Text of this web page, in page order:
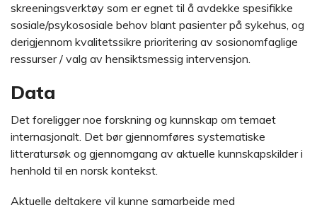
skreeningsverktøy som er egnet til å avdekke spesifikke
sosiale/psykososiale behov blant pasienter på sykehus, og
derigjennom kvalitetssikre prioritering av sosionomfaglige
ressurser / valg av hensiktsmessig intervensjon.
Data
Det foreligger noe forskning og kunnskap om temaet
internasjonalt. Det bør gjennomføres systematiske
litteratursøk og gjennomgang av aktuelle kunnskapskilder i
henhold til en norsk kontekst.
Aktuelle deltakere vil kunne samarbeide med